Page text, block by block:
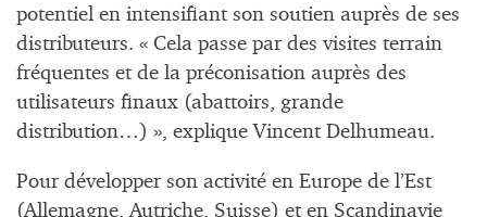
potentiel en intensifiant son soutien auprès de ses
distributeurs. « Cela passe par des visites terrain
fréquentes et de la préconisation auprès des
utilisateurs finaux (abattoirs, grande
distribution…) », explique Vincent Delhumeau.
Pour développer son activité en Europe de l’Est
(Allemagne, Autriche, Suisse) et en Scandinavie